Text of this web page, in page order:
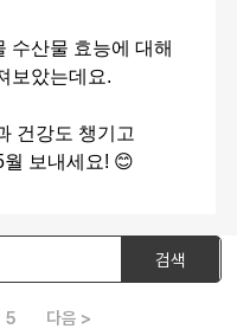
수산물 효능에 대해
보았는데요.
건강도 챙기고
보내세요! 😊
검색
5 다음 >